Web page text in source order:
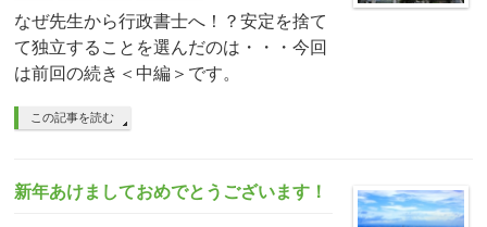
なぜ先生から行政書士へ！？安定を捨て
て独立することを選んだのは・・・今回
は前回の続き＜中編＞です。
この記事を読む
新年あけましておめでとうございます！